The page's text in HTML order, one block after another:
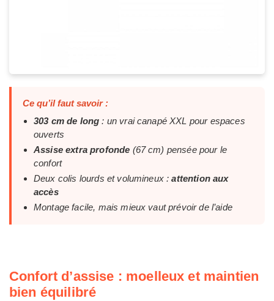
Ce qu’il faut savoir :
303 cm de long : un vrai canapé XXL pour espaces
ouverts
Assise extra profonde (67 cm) pensée pour le
confort
Deux colis lourds et volumineux :attention aux
accès
Montage facile, mais mieux vaut prévoir de l’aide
Confort d’assise : moelleux et maintien
bien équilibré